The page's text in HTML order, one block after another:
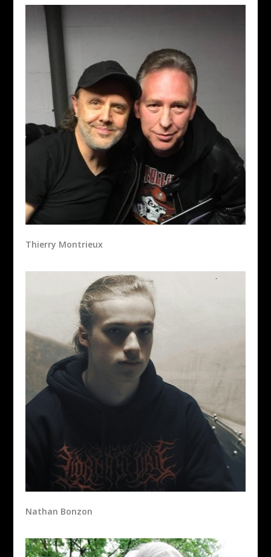
Thierry Montrieux
Nathan Bonzon